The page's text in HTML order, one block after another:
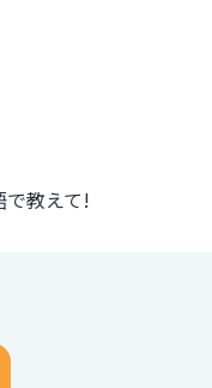
で教えて!